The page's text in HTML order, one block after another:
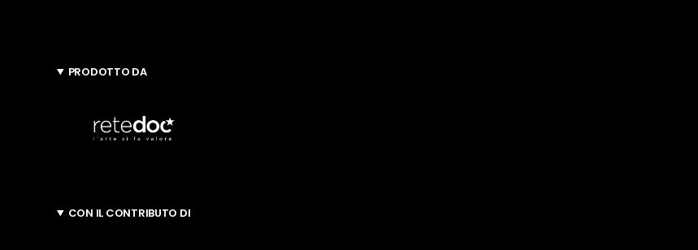
PRODOTTO DA
CON IL CONTRIBUTO DI